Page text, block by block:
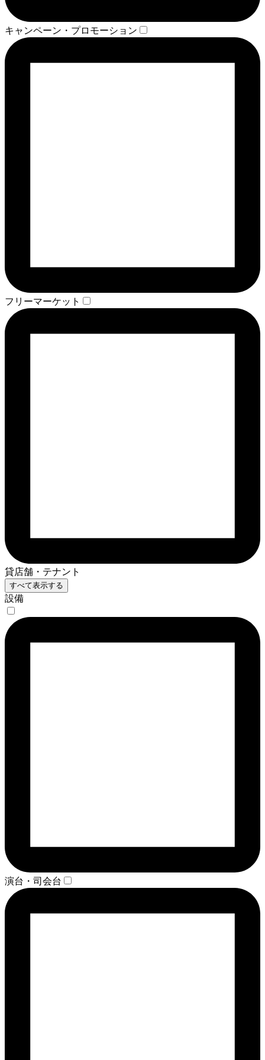
キャンペーン・プロモーション
フリーマーケット
貸店舗・テナント
すべて表示する
設備
演台・司会台